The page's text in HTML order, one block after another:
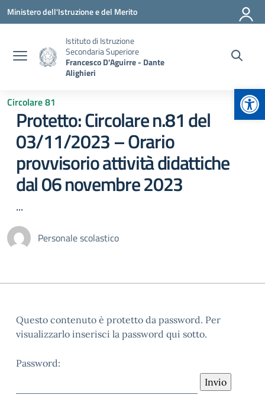
Vai ai contenuti
Vai al menu di navigazione
Vai al footer
Ministero dell'Istruzione e del Merito
Istituto di Istruzione
Secondaria Superiore
Francesco D'Aguirre - Dante
Alighieri
Circolare 81
Protetto: Circolare n.81 del
03/11/2023 – Orario
provvisorio attività didattiche
dal 06 novembre 2023
...
Personale scolastico
Questo contenuto è protetto da password. Per
visualizzarlo inserisci la password qui sotto.
Password: